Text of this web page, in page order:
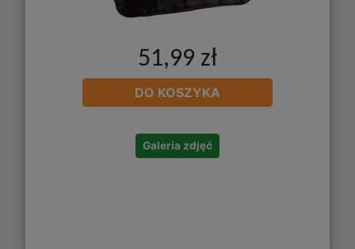
51,99 zł
DO KOSZYKA
Galeria zdjęć